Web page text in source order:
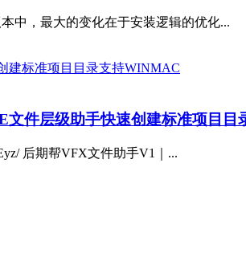
中，最大的变化在于安装逻辑的优化...
文件层级助手快速创建标准项目
后期帮VFX文件助手V1｜...